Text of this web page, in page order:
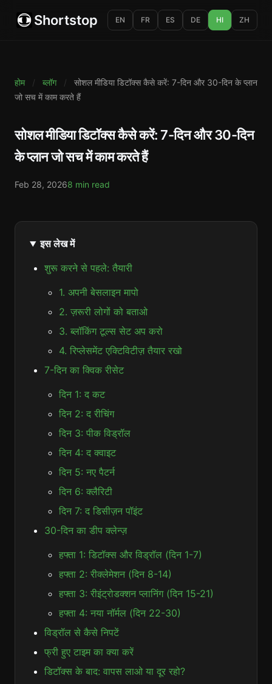
Shortstop EN FR ES DE HI ZH
होम / ब्लॉग /
सोशल मीडिया डिटॉक्स कैसे करें: 7-दिन और 30-दिन के प्लान
जो सच में काम करते हैं
सोशल मीडिया डिटॉक्स कैसे करें: 7-दिन और 30-दिन
के प्लान जो सच में काम करते हैं
Feb 28, 20268 min read
इस लेख में
शुरू करने से पहले: तैयारी
1. अपनी बेसलाइन मापो
2. ज़रूरी लोगों को बताओ
3. ब्लॉकिंग टूल्स सेट अप करो
4. रिप्लेसमेंट एक्टिविटीज़ तैयार रखो
7-दिन का क्विक रीसेट
दिन 1: द कट
दिन 2: द रीचिंग
दिन 3: पीक विड्रॉल
दिन 4: द क्वाइट
दिन 5: नए पैटर्न
दिन 6: क्लैरिटी
दिन 7: द डिसीज़न पॉइंट
30-दिन का डीप क्लेन्ज़
हफ्ता 1: डिटॉक्स और विड्रॉल (दिन 1-7)
हफ्ता 2: रीक्लेमेशन (दिन 8-14)
हफ्ता 3: रीइंट्रोडक्शन प्लानिंग (दिन 15-21)
हफ्ता 4: नया नॉर्मल (दिन 22-30)
विड्रॉल से कैसे निपटें
फ्री हुए टाइम का क्या करें
डिटॉक्स के बाद: वापस लाओ या दूर रहो?